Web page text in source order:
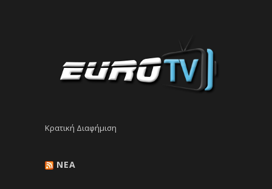
Κρατική Διαφήμιση
NEA